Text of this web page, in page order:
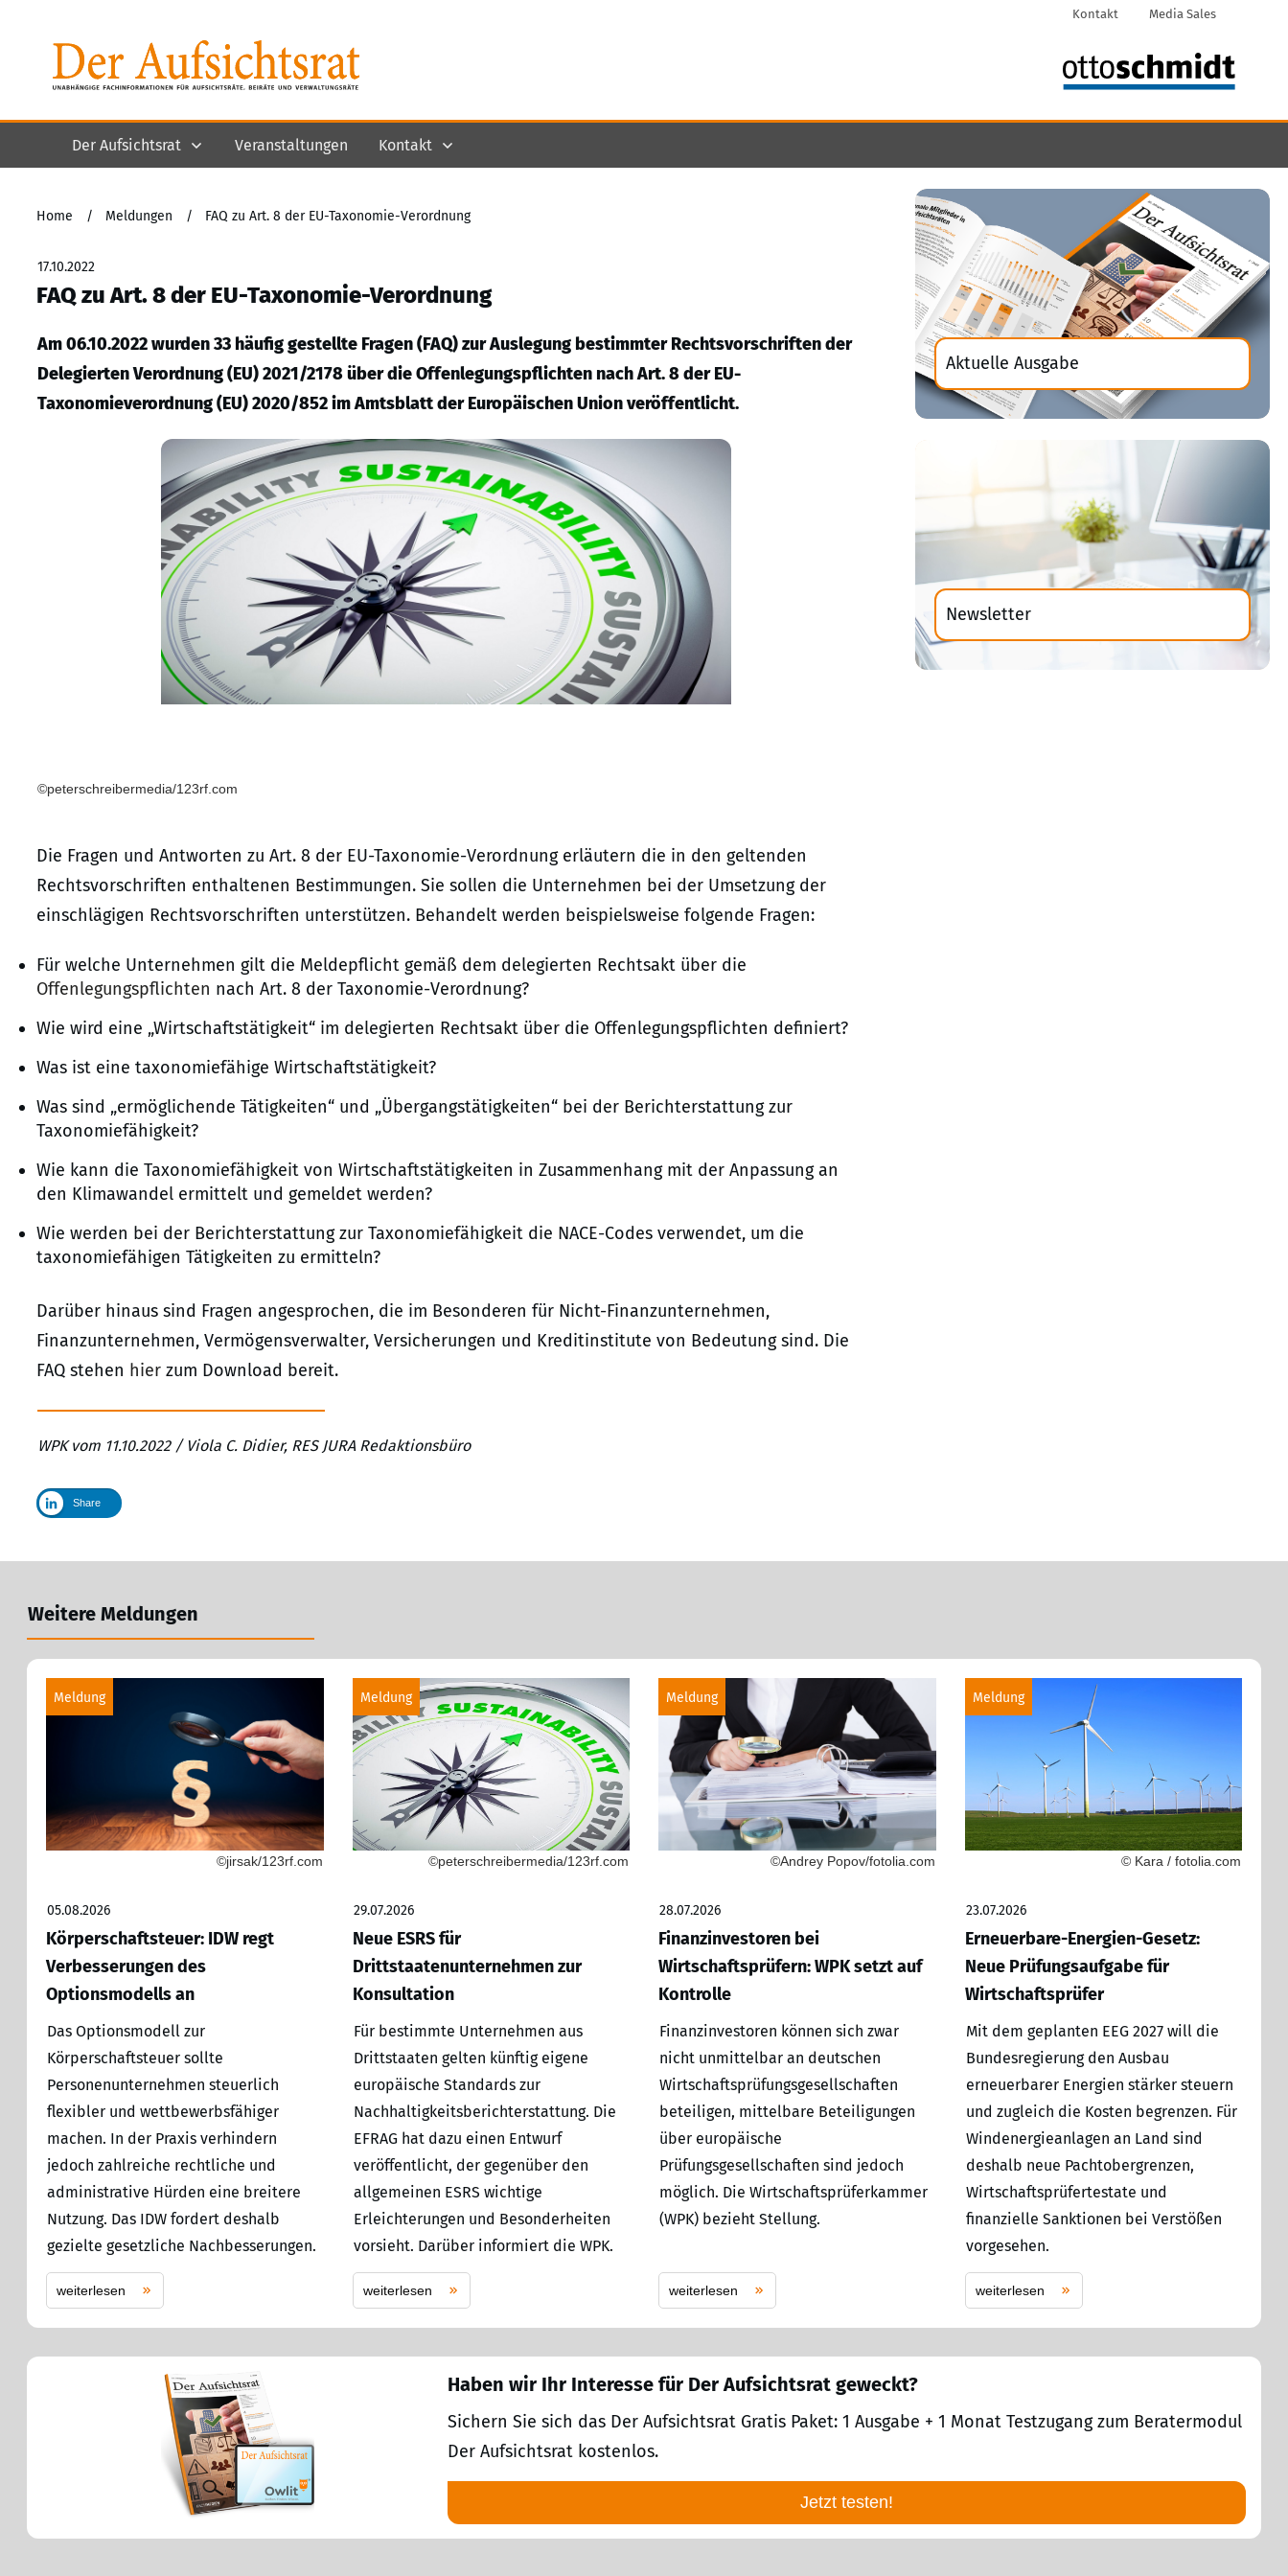
Kontakt Media Sales
Der Aufsichtsrat Veranstaltungen Kontakt
Home / Meldungen / FAQ zu Art. 8 der EU-Taxonomie-Verordnung
17.10.2022
FAQ zu Art. 8 der EU-Taxonomie-Verordnung
Am 06.10.2022 wurden 33 häufig gestellte Fragen (FAQ) zur Auslegung bestimmter Rechtsvorschriften der
Delegierten Verordnung (EU) 2021/2178 über die Offenlegungspflichten nach Art. 8 der EU-
Taxonomieverordnung (EU) 2020/852 im Amtsblatt der Europäischen Union veröffentlicht.
©peterschreibermedia/123rf.com
Die Fragen und Antworten zu Art. 8 der EU-Taxonomie-Verordnung erläutern die in den geltenden
Rechtsvorschriften enthaltenen Bestimmungen. Sie sollen die Unternehmen bei der Umsetzung der
einschlägigen Rechtsvorschriften unterstützen. Behandelt werden beispielsweise folgende Fragen:
Für welche Unternehmen gilt die Meldepflicht gemäß dem delegierten Rechtsakt über die
Offenlegungspflichten nach Art. 8 der Taxonomie-Verordnung?
Wie wird eine „Wirtschaftstätigkeit“ im delegierten Rechtsakt über die Offenlegungspflichten definiert?
Was ist eine taxonomiefähige Wirtschaftstätigkeit?
Was sind „ermöglichende Tätigkeiten“ und „Übergangstätigkeiten“ bei der Berichterstattung zur
Taxonomiefähigkeit?
Wie kann die Taxonomiefähigkeit von Wirtschaftstätigkeiten in Zusammenhang mit der Anpassung an
den Klimawandel ermittelt und gemeldet werden?
Wie werden bei der Berichterstattung zur Taxonomiefähigkeit die NACE-Codes verwendet, um die
taxonomiefähigen Tätigkeiten zu ermitteln?
Darüber hinaus sind Fragen angesprochen, die im Besonderen für Nicht-Finanzunternehmen,
Finanzunternehmen, Vermögensverwalter, Versicherungen und Kreditinstitute von Bedeutung sind. Die
FAQ stehen hier zum Download bereit.
WPK vom 11.10.2022 / Viola C. Didier, RES JURA Redaktionsbüro
Share
Aktuelle Ausgabe
Newsletter
Weitere Meldungen
Meldung
©jirsak/123rf.com
05.08.2026
Körperschaftsteuer: IDW regt
Verbesserungen des
Optionsmodells an
Das Optionsmodell zur
Körperschaftsteuer sollte
Personenunternehmen steuerlich
flexibler und wettbewerbsfähiger
machen. In der Praxis verhindern
jedoch zahlreiche rechtliche und
administrative Hürden eine breitere
Nutzung. Das IDW fordert deshalb
gezielte gesetzliche Nachbesserungen.
weiterlesen
Meldung
©peterschreibermedia/123rf.com
29.07.2026
Neue ESRS für
Drittstaatenunternehmen zur
Konsultation
Für bestimmte Unternehmen aus
Drittstaaten gelten künftig eigene
europäische Standards zur
Nachhaltigkeitsberichterstattung. Die
EFRAG hat dazu einen Entwurf
veröffentlicht, der gegenüber den
allgemeinen ESRS wichtige
Erleichterungen und Besonderheiten
vorsieht. Darüber informiert die WPK.
weiterlesen
Meldung
©Andrey Popov/fotolia.com
28.07.2026
Finanzinvestoren bei
Wirtschaftsprüfern: WPK setzt auf
Kontrolle
Finanzinvestoren können sich zwar
nicht unmittelbar an deutschen
Wirtschaftsprüfungsgesellschaften
beteiligen, mittelbare Beteiligungen
über europäische
Prüfungsgesellschaften sind jedoch
möglich. Die Wirtschaftsprüferkammer
(WPK) bezieht Stellung.
weiterlesen
Meldung
© Kara / fotolia.com
23.07.2026
Erneuerbare-Energien-Gesetz:
Neue Prüfungsaufgabe für
Wirtschaftsprüfer
Mit dem geplanten EEG 2027 will die
Bundesregierung den Ausbau
erneuerbarer Energien stärker steuern
und zugleich die Kosten begrenzen. Für
Windenergieanlagen an Land sind
deshalb neue Pachtobergrenzen,
Wirtschaftsprüfertestate und
finanzielle Sanktionen bei Verstößen
vorgesehen.
weiterlesen
Haben wir Ihr Interesse für Der Aufsichtsrat geweckt?
Sichern Sie sich das Der Aufsichtsrat Gratis Paket: 1 Ausgabe + 1 Monat Testzugang zum Beratermodul
Der Aufsichtsrat kostenlos.
Jetzt testen!